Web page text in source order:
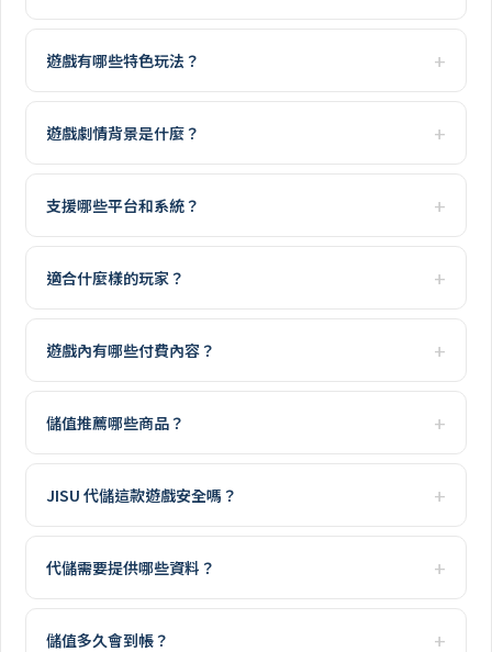
遊戲有哪些特色玩法？
遊戲劇情背景是什麼？
支援哪些平台和系統？
適合什麼樣的玩家？
遊戲內有哪些付費內容？
儲值推薦哪些商品？
JISU 代儲這款遊戲安全嗎？
代儲需要提供哪些資料？
儲值多久會到帳？